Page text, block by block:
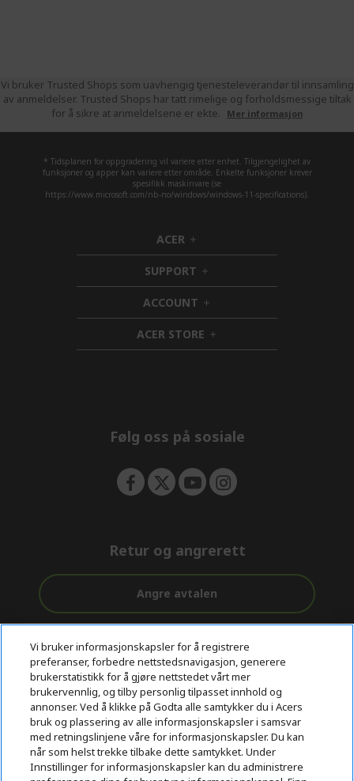
Vi bruker Trusted Shops som uavhengig tjenesteleverandør til innsamling
av anmeldelser. Trusted Shops har tatt rimelige og forholdsmessige tiltak
for å sikre at anmeldelsene er ekte.
Mer informasjon
* Tidsplanen for oppgradering vil variere etter enhet. Tilgjengelighet av
funksjoner og apper kan variere etter område. Enkelte funksjoner krever
spesifikk maskinvare (se
https://www.microsoft.com/nb-no/windows/windows-11-specifications).
ACER h
i
d
d
e
n
SUPPORT h
i
d
e
n
ACCOUNT h
i
d
d
ACER STORE h
i
Følg oss på sosiale
Retur og angrerett
Angre avtalen
Gratis
levering
før og etter
kjøp
betaling
© 2026 Acer Inc.
CPYou BV er en autorisert forhandler og tilbyder av produktene
og tjenestene som tilbys i denne nettbutikken.​
Vi bruker informasjonskapsler for å registrere
preferanser, forbedre nettstedsnavigasjon, generere
brukerstatistikk for å gjøre nettstedet vårt mer
brukervennlig, og tilby personlig tilpasset innhold og
annonser. Ved å klikke på Godta alle samtykker du i Acers
bruk og plassering av alle informasjonskapsler i samsvar
med retningslinjene våre for informasjonskapsler. Du kan
når som helst trekke tilbake dette samtykket. Under
Innstillinger for informasjonskapsler kan du administrere